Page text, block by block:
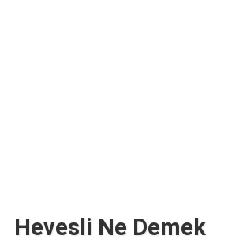
Hevesli Ne Demek